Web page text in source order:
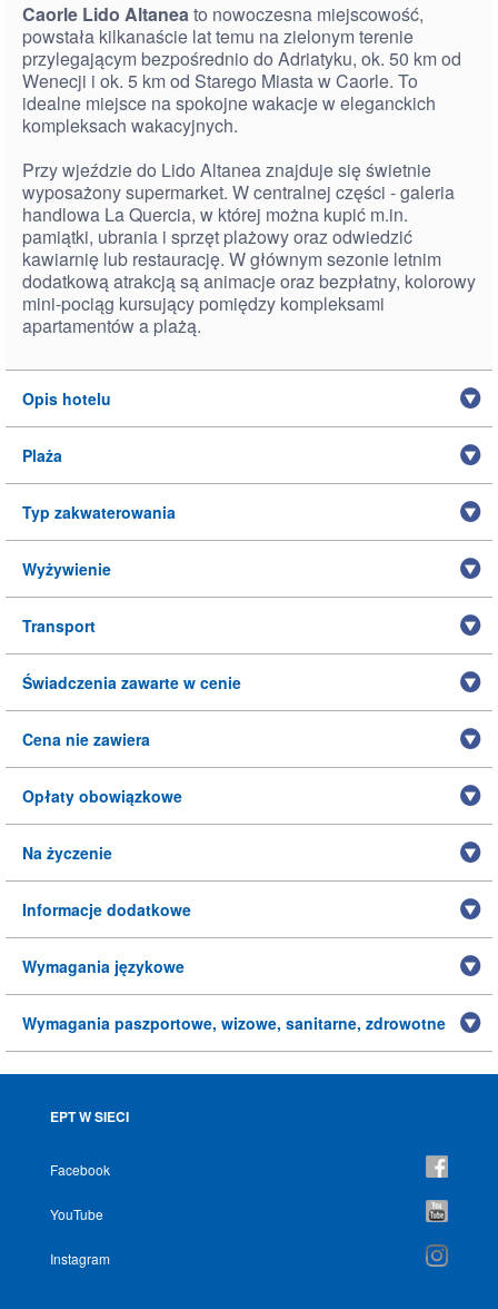
Caorle Lido Altaneato nowoczesna miejscowość,
powstała kilkanaście lat temu na zielonym terenie
przylegającym bezpośrednio do Adriatyku, ok. 50 km od
Wenecji i ok. 5 km od Starego Miasta w Caorle. To
idealne miejsce na spokojne wakacje w eleganckich
kompleksach wakacyjnych.
Przy wjeździe do Lido Altanea znajduje się świetnie
wyposażony supermarket. W centralnej części - galeria
handlowa La Quercia, w której można kupić m.in.
pamiątki, ubrania i sprzęt plażowy oraz odwiedzić
kawiarnię lub restaurację. W głównym sezonie letnim
dodatkową atrakcją są animacje oraz bezpłatny, kolorowy
mini-pociąg kursujący pomiędzy kompleksami
apartamentów a plażą.
Opis hotelu
Plaża
Typ zakwaterowania
Wyżywienie
Transport
Świadczenia zawarte w cenie
Cena nie zawiera
Opłaty obowiązkowe
Na życzenie
Informacje dodatkowe
Wymagania językowe
Wymagania paszportowe, wizowe, sanitarne, zdrowotne
EPT W SIECI
Facebook
YouTube
Instagram